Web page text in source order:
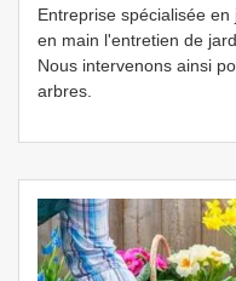
Entreprise spécialisée
en main l'entretien de
Nous intervenons ainsi
arbres.